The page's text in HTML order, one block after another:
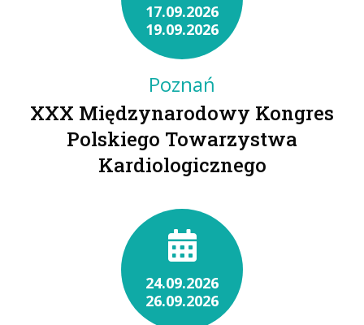
17.09.2026
19.09.2026
Poznań
XXX Międzynarodowy Kongres
Polskiego Towarzystwa
Kardiologicznego
24.09.2026
26.09.2026